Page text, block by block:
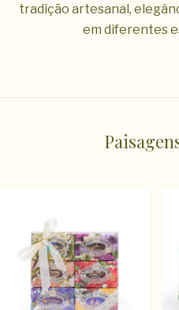
tradição artesanal,
em diferentes